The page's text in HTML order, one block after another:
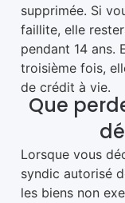
supprimée. Si
faillite, elle
pendant 14 ans.
troisième fois,
de crédit à vie.
Que
Lorsque vous
syndic autorisé
les biens non